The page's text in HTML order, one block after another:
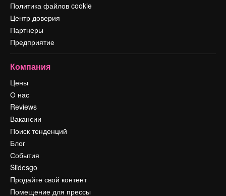
Политика файлов cookie
Центр доверия
Партнеры
Предприятие
Компания
Цены
О нас
Reviews
Вакансии
Поиск тенденций
Блог
События
Slidesgo
Продайте свой контент
Помещение для прессы